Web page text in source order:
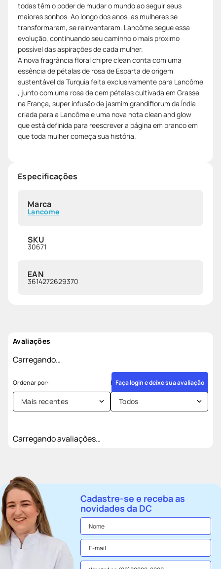
todas têm o poder de mudar o mundo ao seguir seus
maiores sonhos. Ao longo dos anos, as mulheres se
transformaram, se reinventaram. Lancôme segue essa
evolução, continuando seu caminho o mais próximo
possível das aspirações de cada mulher.
A nova fragrância floral chipre clean conta com uma
essência de pétalas de rosa de Esparta de origem
sustentável da Turquia feita exclusivamente para Lancôme
, junto com uma rosa de cem pétalas cultivada em Grasse
na França, super infusão de jasmim grandiflorum da Índia
criada para a Lancôme e uma nova nota clean and glow
que está definida para reescrever a página em branco em
que toda mulher começa sua história.
Especificações
Marca
Lancome
SKU
30671
EAN
3614272629370
Avaliações
Carregando…
Faça login e deixe sua avaliação
Mais recentes Todos
Carregando avaliações…
Cadastre-se e receba as
novidades da DC